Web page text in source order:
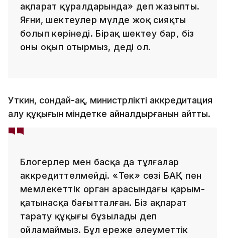
ақпарат құралдарында» деп жазыпты.
Яғни, шектеулер мүлде жоқ сияқты
болып көрінеді. Бірақ шектеу бар, біз
оны оқып отырмыз, деді ол.
Уткин, сондай-ақ, министрліктің аккредитация
алу құқығын міндетке айналдырғанын айтты.
Блогерлер мен басқа да тұлғалар
аккредиттелмейді. «Тек» сөзі БАҚ пен
мемлекеттік орган арасындағы қарым-
қатынасқа бағытталған. Біз ақпарат
тарату құқығы бұзылады деп
ойламаймыз. Бұл ереже әлеуметтік